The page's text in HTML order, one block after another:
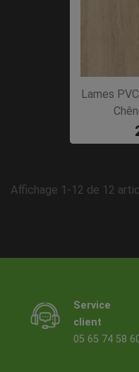
Lames
Affichage 1-12 de 12
Service
client
05 65 74 58